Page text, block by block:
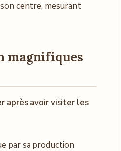
centre, mesurant
magnifiques
après avoir visiter les
par sa production